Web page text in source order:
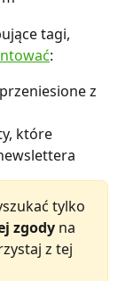
tagi,
:
z
które
tylko
zgody na
z tej